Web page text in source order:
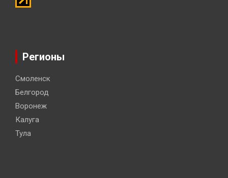
Регионы
Смоленск
Белгород
Воронеж
Калуга
Тула